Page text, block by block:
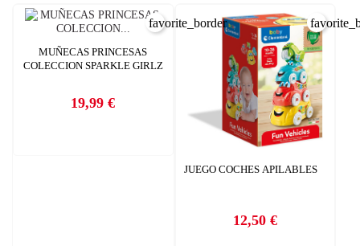
MUÑECAS PRINCESAS
COLECCION SPARKLE GIRLZ
Precio
19,99 €
favorite_border
JUEGO COCHES APILABLES
Precio
12,50 €
CREAR LISTA DE DESEOS
Nombre de la lista de deseos
Debe iniciar sesión para guardar productos en su lista de deseos.